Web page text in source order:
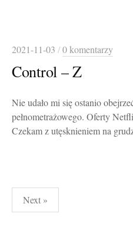
2021-11-03 /0 komentarzy
Control – Z
Nie udało mi się ostanio
pełnometrażowego. Oferty
Czekam z utęsknieniem na
Stronicowanie
wpisów
Next »